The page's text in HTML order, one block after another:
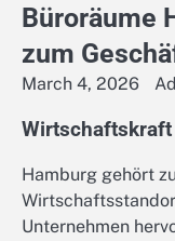
Büroräume
zum
March 4, 2026
Hamburg gehört
Unternehmen